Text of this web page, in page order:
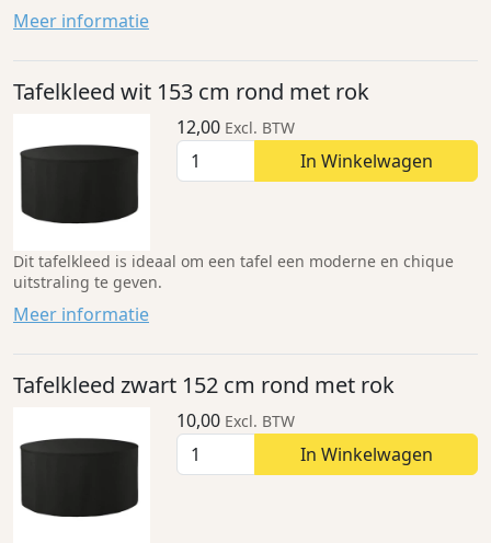
Meer informatie
Tafelkleed wit 153 cm rond met rok
12,00 Excl. BTW
In Winkelwagen
Dit tafelkleed is ideaal om een tafel een moderne en chique
uitstraling te geven.
Meer informatie
Tafelkleed zwart 152 cm rond met rok
10,00 Excl. BTW
In Winkelwagen